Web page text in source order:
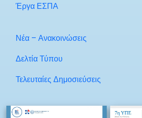
Έργα ΕΣΠΑ
Νέα – Ανακοινώσεις
Δελτία Τύπου
Τελευταίες Δημοσιεύσεις